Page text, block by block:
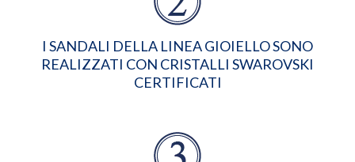
I SANDALI DELLA LINEA GIOIELLO SONO
REALIZZATI CON CRISTALLI SWAROVSKI
CERTIFICATI